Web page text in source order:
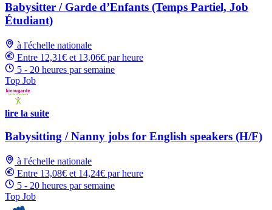
Babysitter / Garde d’Enfants (Temps Partiel, Job
Étudiant)
à l'échelle nationale
Entre 12,31€ et 13,06€ par heure
5 - 20 heures par semaine
Top Job
lire la suite
Babysitting / Nanny jobs for English speakers (H/F)
à l'échelle nationale
Entre 13,08€ et 14,24€ par heure
5 - 20 heures par semaine
Top Job